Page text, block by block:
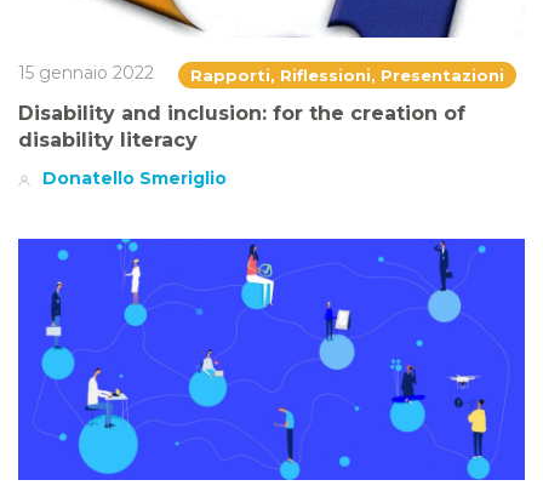
15 gennaio 2022 Rapporti, Riflessioni, Presentazioni
Disability and inclusion: for the creation of
disability literacy
Donatello Smeriglio